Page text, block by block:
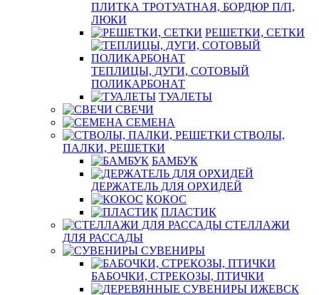
ПЛИТКА ТРОТУАТНАЯ, БОРДЮР П/П,
ЛЮКИ
РЕШЕТКИ, СЕТКИ
ТЕПЛИЦЫ, ДУГИ, СОТОВЫЙ
ПОЛИКАРБОНАТ
ТУАЛЕТЫ
СВЕЧИ
СЕМЕНА
СТВОЛЫ,
ПАЛКИ, РЕШЕТКИ
БАМБУК
ДЕРЖАТЕЛЬ ДЛЯ ОРХИДЕЙ
КОКОС
ПЛАСТИК
СТЕЛЛАЖИ
ДЛЯ РАССАДЫ
СУВЕНИРЫ
БАБОЧКИ, СТРЕКОЗЫ, ПТИЧКИ